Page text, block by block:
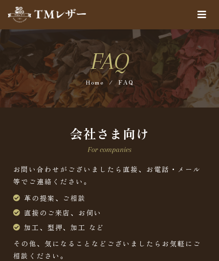
FAQ
Home / FAQ
会社さま向け
For companies
お問い合わせがございましたら直接、お電話・メール
等でご連絡ください。
革の提案、ご相談
直接のご来店、お伺い
加工、型押、加工 など
その他、気になることなどございましたらお気軽にご
相談ください。